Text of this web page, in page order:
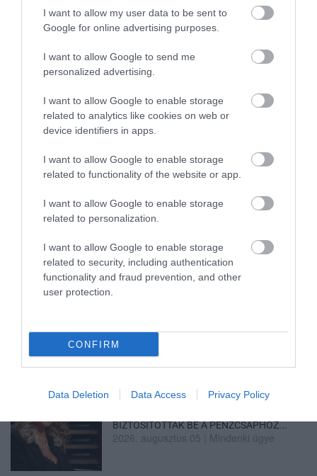
I want to allow my user data to be sent to
Google for online advertising purposes.
I want to allow Google to send me
personalized advertising.
I want to allow Google to enable storage
related to analytics like cookies on web or
device identifiers in apps.
I want to allow Google to enable storage
related to functionality of the website or app.
I want to allow Google to enable storage
related to personalization.
I want to allow Google to enable storage
related to security, including authentication
functionality and fraud prevention, and other
user protection.
CONFIRM
Data Deletion Data Access Privacy Policy
ELOLTOTTÁK A TÜZET
DÉDESTAPOLCSÁNYNÁL, KILENCÓRÁS
2026. augusztus 06|Környék ügye
OLTÁST A DÉDESTAPOLCSÁNYI...
2026. augusztus 05 Riasztó
BIZTOSÍTOTTÁK BE A PÉNZCSAPHOZ...
2026. augusztus 05 Mindenki ügye